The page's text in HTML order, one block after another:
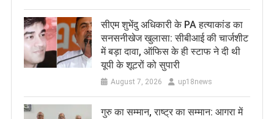
सीएम शुभेंदु अधिकारी के PA हत्याकांड का
सनसनीखेज खुलासा: सीबीआई की चार्जशीट
में बड़ा दावा, ऑफिस के ही स्टाफ ने दी थी
यूपी के शूटरों को सुपारी
August 7, 2026 up18news
​गुरु का सम्मान, राष्ट्र का सम्मान: आगरा में